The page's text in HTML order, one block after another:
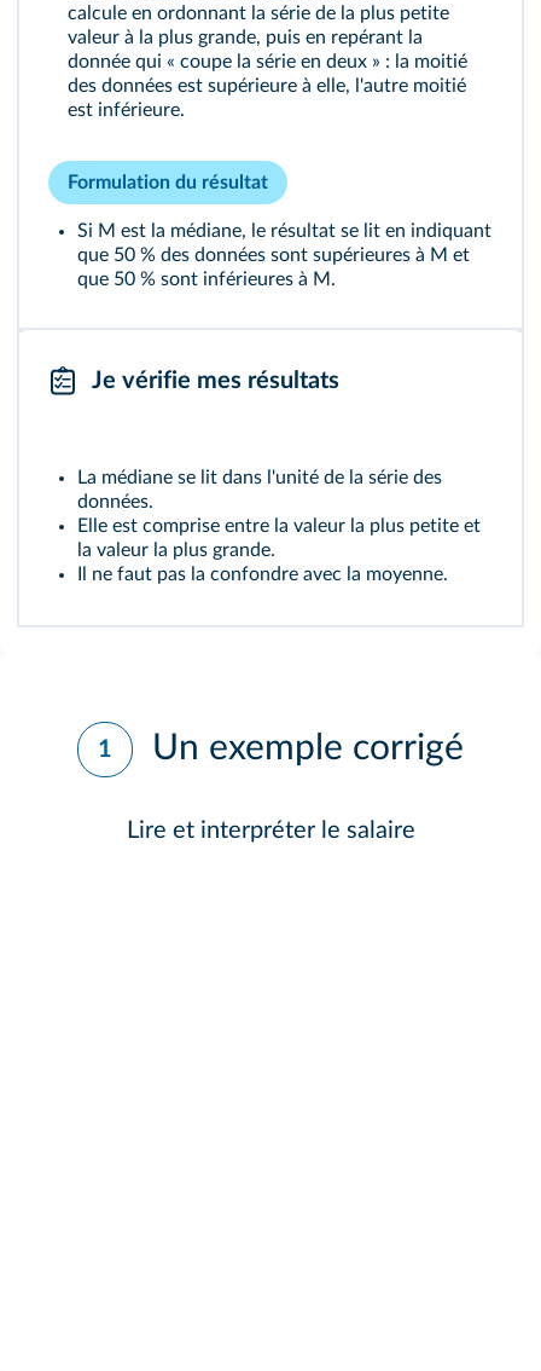
calcule en ordonnant la série de la plus petite
valeur à la plus grande, puis en repérant la
donnée qui « coupe la série en deux » : la moitié
des données est supérieure à elle, l'autre moitié
est inférieure.
Formulation du résultat
Si M est la médiane, le résultat se lit en indiquant
que 50 % des données sont supérieures à M et
que 50 % sont inférieures à M.
Je vérifie mes résultats
La médiane se lit dans l'unité de la série des
données.
Elle est comprise entre la valeur la plus petite et
la valeur la plus grande.
Il ne faut pas la confondre avec la moyenne.
1 Un exemple corrigé
Lire et interpréter le salaire